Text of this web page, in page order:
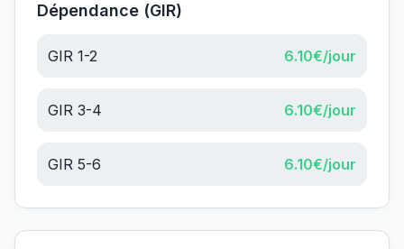
Dépendance (GIR)
GIR 1-2 6.10€/jour
GIR 3-4 6.10€/jour
GIR 5-6 6.10€/jour